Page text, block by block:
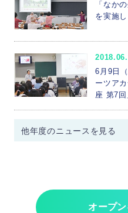
「なか
を実施し
6月9日
ーツア
座 第7回
他年度のニュースを見る
ニュース - 2023年度
オープ